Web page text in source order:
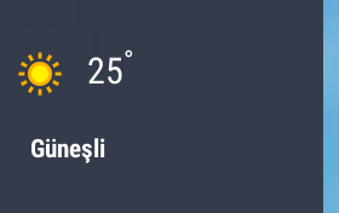
25°
Güneşli